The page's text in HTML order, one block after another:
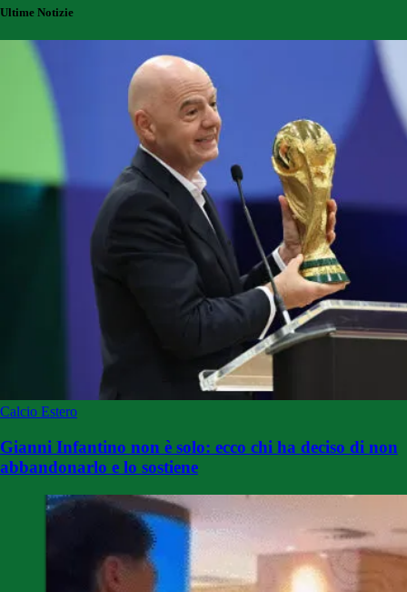
Ultime Notizie
Calcio Estero
Gianni Infantino non è solo: ecco chi ha deciso di non
abbandonarlo e lo sostiene